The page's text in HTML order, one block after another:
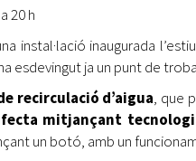
20 h
instal·lació inaugurada
esdevingut ja un punt de
recirculació d’aigua, que
mitjançant
un botó, amb un